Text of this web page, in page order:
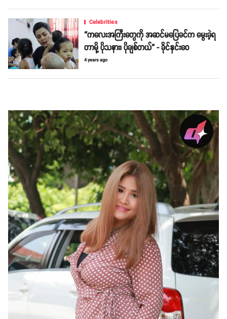
Celebrities
“ကလေးအကြီးတွေကို အဆင်မပြေခင်က မွေးခဲ့ရ
တာမို့ ပိုသနား၊ ပိုချစ်တယ်” - ခိုင်နှင်းဝေ
4 years ago